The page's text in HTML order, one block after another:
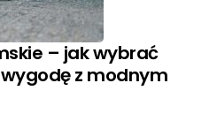
– jak wybrać
z modnym